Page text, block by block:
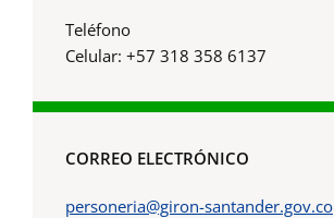
Teléfono
Celular: +57 318 358 6137
CORREO ELECTRÓNICO
personeria@giron-santander.gov.co